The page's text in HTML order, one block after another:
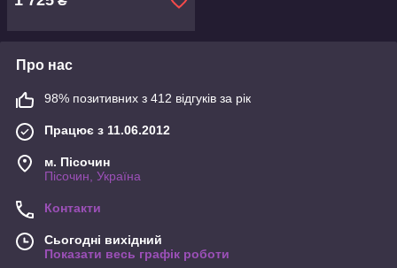
Про нас
98% позитивних з 412 відгуків за рік
Працює з 11.06.2012
м. Пісочин
Пісочин, Україна
Контакти
Сьогодні вихідний
Показати весь графік роботи